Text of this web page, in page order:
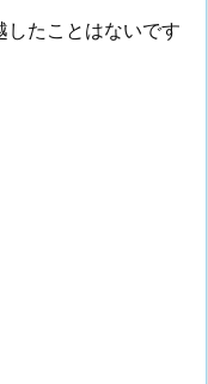
したことはないです